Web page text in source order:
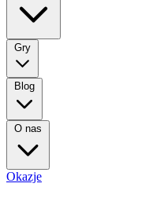
Gry
Blog
O nas
Okazje